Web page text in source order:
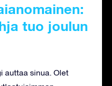
tuo joulun
auttaa sinua. Olet